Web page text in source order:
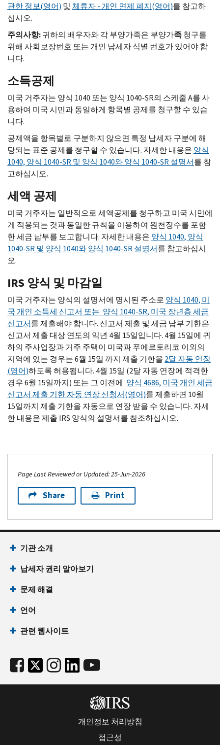
관한 정보(영어) 및 체류자 - 개인 면제 폐지(영어)를 참고하
십시오.
주의사항:귀하의 배우자와 각 부양가족은 부양가족청구를
위해 사회보장번호 또는 개인 납세자 식별 번호가 있어야 합
니다.
소득공제
미국 거주자는 양식 1040 또는 양식 1040-SR의 스케줄 A를 사
용하여 미국 시민과 동일하게 항목별 공제를 청구할 수 있습
니다.
공제액을 항목별로 구분하지 않으면 특정 납세자 구분에 해
당되는 표준 공제를 청구할 수 있습니다. 자세한 내용은 양식
1040, 양식 1040-SR 및 양식 1040와 양식 1040-SR 설명서를 참
고하십시오.
세액 공제
미국 거주자는 일반적으로 세액공제를 청구하고 미국 시민에
게 적용되는 것과 동일한 규칙을 이용하여 원천징수를 포함
한 세금 납부를 보고합니다. 자세한 내용은 양식 1040, 양식
1040-SR 및 양식 1040와 양식 1040-SR 설명서를 참고하십시
오.
IRS 양식 및 마감일
미국 거주자는 양식의 설명서에 명시된 주소로 양식 1040, 미
국 개인 소득세 신고서 또는 양식 1040-SR, 미국 장년층 세금
신고서를 제출해야 합니다. 신고서 제출 및 세금 납부 기한은
신고서 제출 대상 연도의 익년 4월 15일입니다. 4월 15일에 귀
하의 주사업장과 거주 주택이 미국과 푸에르토리코 이외의
지역에 있는 경우는 6월 15일 까지 제출 기한을 2달 자동 연장
(영어)하도록 허용됩니다. 4월 15일 (2달 자동 연장에 적격한
경우 6월 15일까지) 또는 그 이전에 양식 4686, 미국 개인 세금
신고서 제출 기한 자동 연장 신청서(영어)를 제출하면 10월
15일까지 제출 기한을 자동으로 연장 받을 수 있습니다. 자세
한 내용은 제출 IRS 양식의 설명서를 참조하십시오.
Page Last Reviewed or Updated: 25-Jun-2026
Share Print
기관 소개
납세자 권리 알아보기
문제 해결
언어
관련 웹사이트
개인정보 처리방침
접근성